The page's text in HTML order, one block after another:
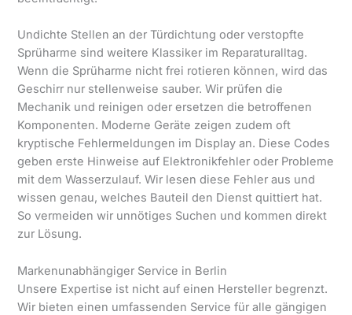
Undichte Stellen an der Türdichtung oder verstopfte
Sprüharme sind weitere Klassiker im Reparaturalltag.
Wenn die Sprüharme nicht frei rotieren können, wird das
Geschirr nur stellenweise sauber. Wir prüfen die
Mechanik und reinigen oder ersetzen die betroffenen
Komponenten. Moderne Geräte zeigen zudem oft
kryptische Fehlermeldungen im Display an. Diese Codes
geben erste Hinweise auf Elektronikfehler oder Probleme
mit dem Wasserzulauf. Wir lesen diese Fehler aus und
wissen genau, welches Bauteil den Dienst quittiert hat.
So vermeiden wir unnötiges Suchen und kommen direkt
zur Lösung.
Markenunabhängiger Service in Berlin
Unsere Expertise ist nicht auf einen Hersteller begrenzt.
Wir bieten einen umfassenden Service für alle gängigen